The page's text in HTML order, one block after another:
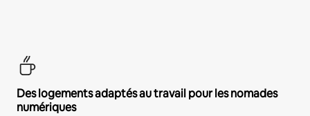
Des logements adaptés au travail pour les nomades
numériques